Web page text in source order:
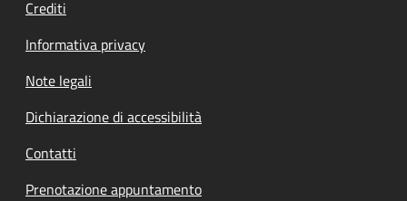
Crediti
Informativa privacy
Note legali
Dichiarazione di accessibilità
Contatti
Prenotazione appuntamento